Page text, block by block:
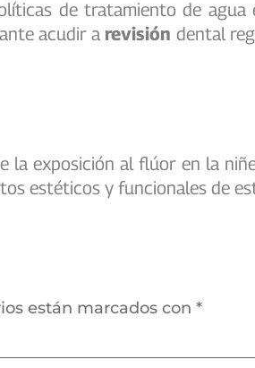
de tratamiento de agua
acudir a revisión dental
la exposición al flúor en la
estéticos y funcionales de
están marcados con *